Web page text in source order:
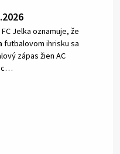
Jelka oznamuje, že
futbalovom ihrisku sa
zápas žien AC